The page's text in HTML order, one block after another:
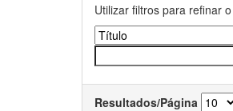
Utilizar filtros para refinar
Resultados/Página